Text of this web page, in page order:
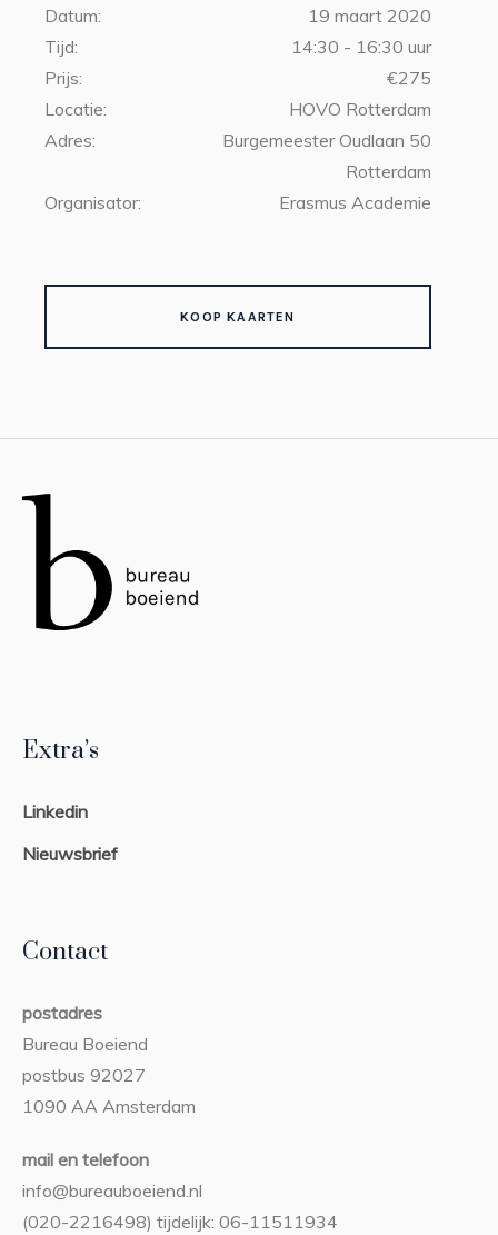
Datum:
19 maart 2020
Tijd:
14:30 - 16:30 uur
Prijs:
€275
Locatie:
HOVO Rotterdam
Adres:
Burgemeester Oudlaan 50
Rotterdam
Organisator:
Erasmus Academie
KOOP KAARTEN
Extra’s
Linkedin
Nieuwsbrief
Contact
postadres
Bureau Boeiend
postbus 92027
1090 AA Amsterdam
mail en telefoon
info@bureauboeiend.nl
(020-2216498) tijdelijk: 06-11511934